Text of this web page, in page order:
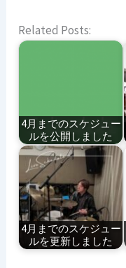
Related Posts:
4月までのスケジュー
ルを公開しました
4月までのスケジュー
ルを更新しました